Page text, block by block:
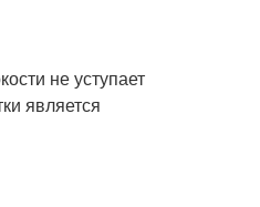
не уступает
является